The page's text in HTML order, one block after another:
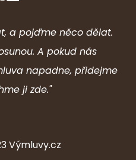
a pojďme něco dělat.
A pokud nás
napadne, přidejme
ji zde."
Výmluvy.cz